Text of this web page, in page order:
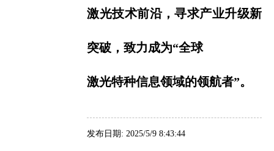
激光技术前沿，寻求产业升级新
突破，致力成为“全球
激光特种信息领域的领航者”。
发布日期: 2025/5/9 8:43:44